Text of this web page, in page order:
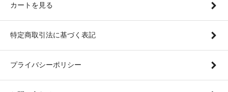
カートを見る
特定商取引法に基づく表記
プライバシーポリシー